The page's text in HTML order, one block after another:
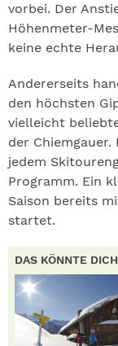
vorbei. Der
Höhenmeter-
keine echte
Andererseits
den höchsten
vielleicht
der
jedem
Programm. Ein
Saison bereits
startet.
DAS KÖNNTE